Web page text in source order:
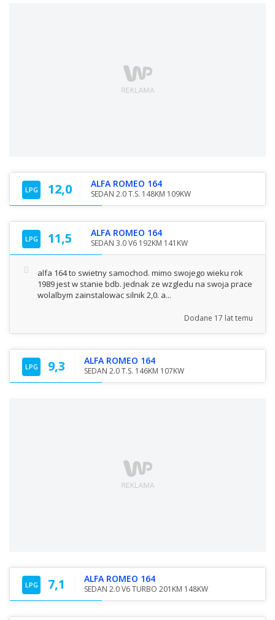
LPG 12,0 ALFA ROMEO 164
SEDAN 2.0 T.S. 148KM 109KW
LPG 11,5 ALFA ROMEO 164
SEDAN 3.0 V6 192KM 141KW
alfa 164 to swietny samochod. mimo swojego wieku rok
1989 jest w stanie bdb. jednak ze wzgledu na swoja prace
wolalbym zainstalowac silnik 2,0. a...
Dodane 17 lat temu
LPG 9,3 ALFA ROMEO 164
SEDAN 2.0 T.S. 146KM 107KW
LPG 7,1 ALFA ROMEO 164
SEDAN 2.0 V6 TURBO 201KM 148KW